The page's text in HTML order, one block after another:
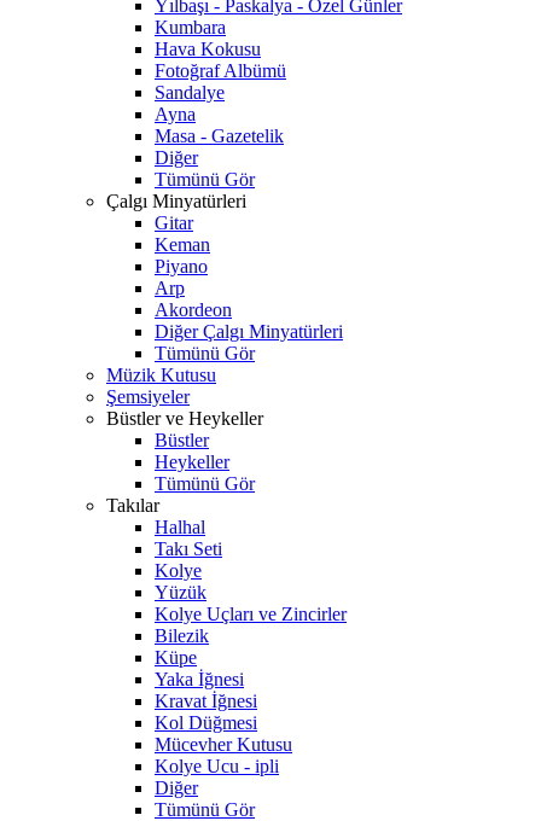
Yılbaşı - Paskalya - Özel Günler
Kumbara
Hava Kokusu
Fotoğraf Albümü
Sandalye
Ayna
Masa - Gazetelik
Diğer
Tümünü Gör
Çalgı Minyatürleri
Gitar
Keman
Piyano
Arp
Akordeon
Diğer Çalgı Minyatürleri
Tümünü Gör
Müzik Kutusu
Şemsiyeler
Büstler ve Heykeller
Büstler
Heykeller
Tümünü Gör
Takılar
Halhal
Takı Seti
Kolye
Yüzük
Kolye Uçları ve Zincirler
Bilezik
Küpe
Yaka İğnesi
Kravat İğnesi
Kol Düğmesi
Mücevher Kutusu
Kolye Ucu - ipli
Diğer
Tümünü Gör